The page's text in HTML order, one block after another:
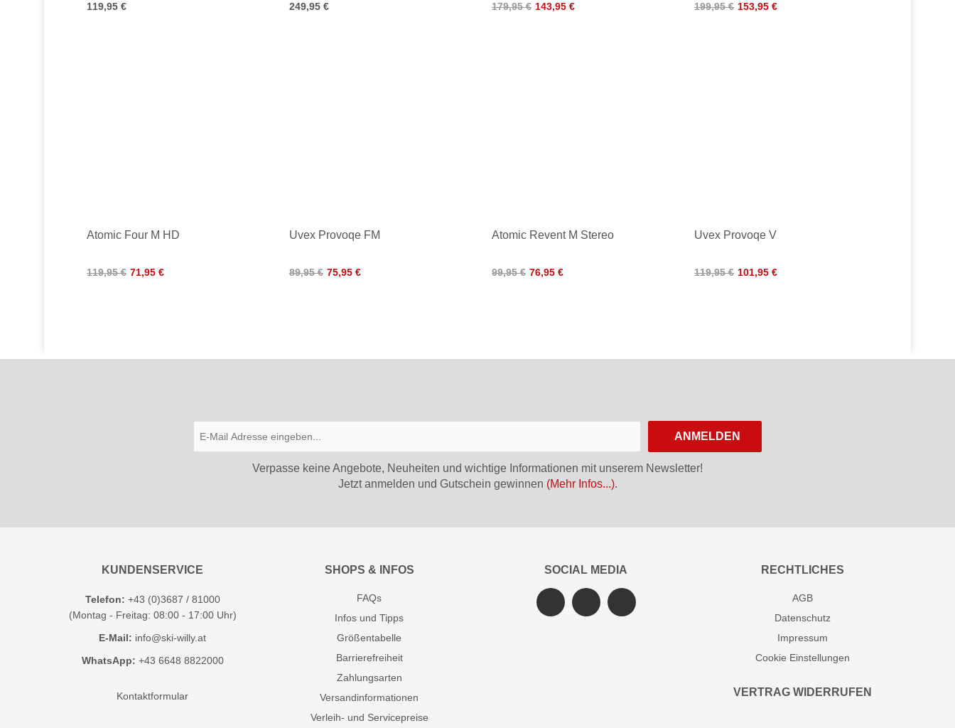
119,95 € 249,95 € 179,95 € 143,95 € 199,95 € 153,95 €
Atomic Four M HD
119,95 € 71,95 €
Uvex Provoqe FM
89,95 € 75,95 €
Atomic Revent M Stereo
99,95 € 76,95 €
Uvex Provoqe V
119,95 € 101,95 €
ANMELDEN
Verpasse keine Angebote, Neuheiten und wichtige Informationen mit unserem Newsletter!
Jetzt anmelden und Gutschein gewinnen (Mehr Infos...).
KUNDENSERVICE
Telefon: +43 (0)3687 / 81000
(Montag - Freitag: 08:00 - 17:00 Uhr)
E-Mail: info@ski-willy.at
WhatsApp: +43 6648 8822000
Kontaktformular
SHOPS & INFOS
FAQs
Infos und Tipps
Größentabelle
Barrierefreiheit
Zahlungsarten
Versandinformationen
Verleih- und Servicepreise
SOCIAL MEDIA RECHTLICHES
AGB
Datenschutz
Impressum
Cookie Einstellungen
VERTRAG WIDERRUFEN